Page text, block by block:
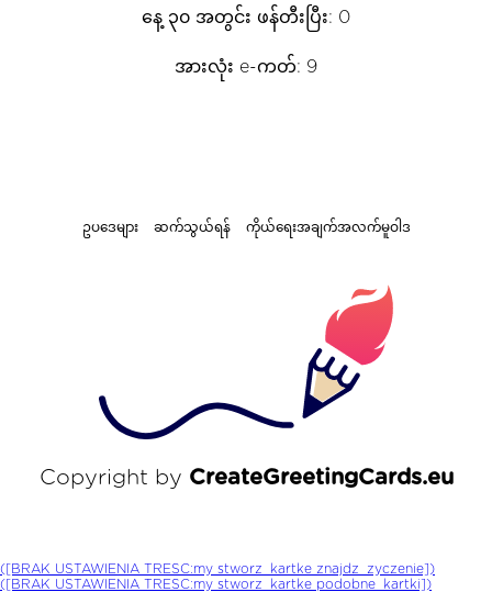
နေ့ ၃၀ အတွင်း ဖန်တီးပြီး: 0
အားလုံး e-ကတ်: 9
ဥပဒေများ ဆက်သွယ်ရန် ကိုယ်ရေးအချက်အလက်မူဝါဒ
Copyright by CreateGreetingCards.eu
([BRAK USTAWIENIA TRESC:my stworz_kartke znajdz_zyczenie])
([BRAK USTAWIENIA TRESC:my stworz_kartke podobne_kartki])